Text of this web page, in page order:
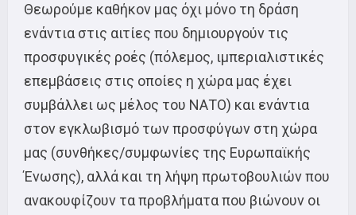
Θεωρούμε καθήκον μας όχι μόνο τη δράση
ενάντια στις αιτίες που δημιουργούν τις
προσφυγικές ροές (πόλεμος, ιμπεριαλιστικές
επεμβάσεις στις οποίες η χώρα μας έχει
συμβάλλει ως μέλος του ΝΑΤΟ) και ενάντια
στον εγκλωβισμό των προσφύγων στη χώρα
μας (συνθήκες/συμφωνίες της Ευρωπαϊκής
Ένωσης), αλλά και τη λήψη πρωτοβουλιών που
ανακουφίζουν τα προβλήματα που βιώνουν οι